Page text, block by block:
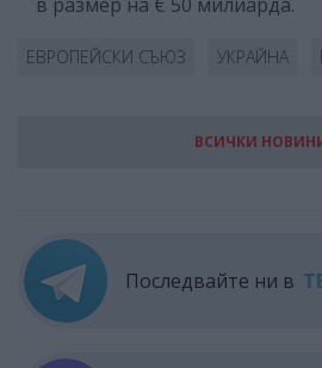
ЕВРОПЕЙСКИ СЪЮЗ УКРАЙНА
ВСИЧКИ
Последвайте ни в